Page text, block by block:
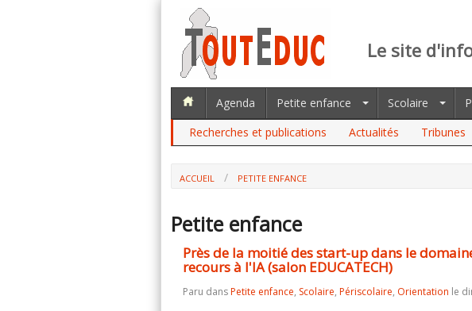
Le site
Agenda Petite enfance Scolaire
Recherches et publications
Actualités Tribunes
ACCUEIL PETITE ENFANCE
Petite enfance
Près de la moitié des start-up dans le
recours à l'IA (salon EDUCATECH)
Paru dansPetite enfance, Scolaire, Périscolaire, Orientation le